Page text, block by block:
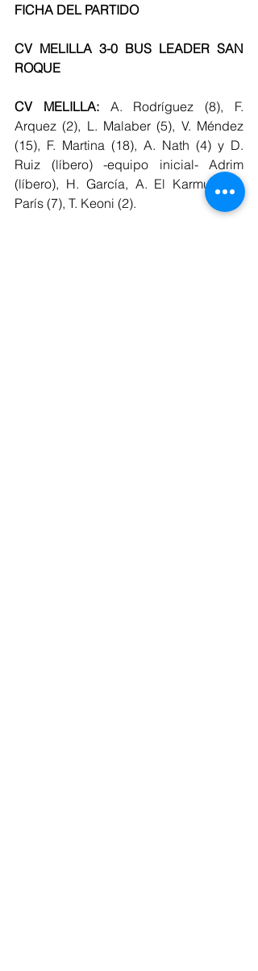
FICHA DEL PARTIDO
CV MELILLA 3-0 BUS LEADER SAN
ROQUE
CV MELILLA: A. Rodríguez (8), F.
Arquez (2), L. Malaber (5), V. Méndez
(15), F. Martina (18), A. Nath (4) y D.
Ruiz (líbero) -equipo inicial- Adrim
(líbero), H. García, A. El Karmudi, Z.
París (7), T. Keoni (2).